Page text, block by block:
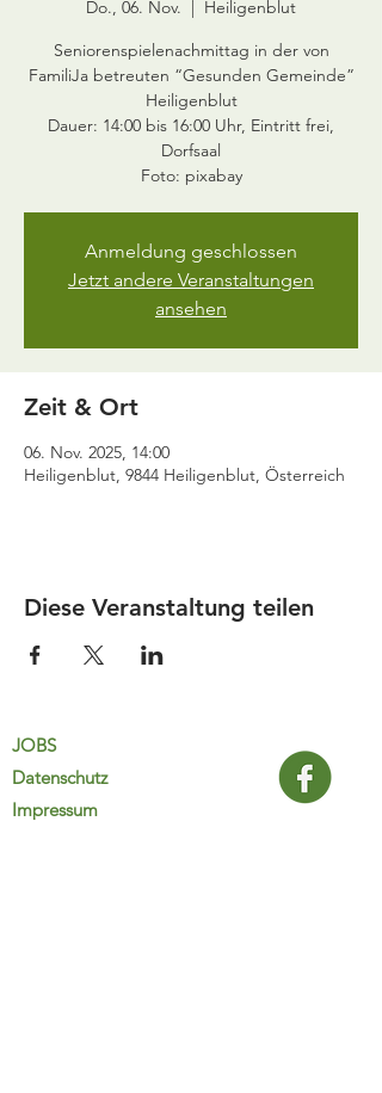
Do., 06. Nov.
  |
Heiligenblut
Seniorenspielenachmittag in der von
FamiliJa betreuten “Gesunden Gemeinde”
Heiligenblut
Dauer: 14:00 bis 16:00 Uhr, Eintritt frei,
Dorfsaal
Foto: pixabay
Anmeldung geschlossen
Jetzt andere Veranstaltungen
ansehen
Zeit & Ort
06. Nov. 2025, 14:00
Heiligenblut, 9844 Heiligenblut, Österreich
Diese Veranstaltung teilen
JOBS
Datenschutz
Impressum